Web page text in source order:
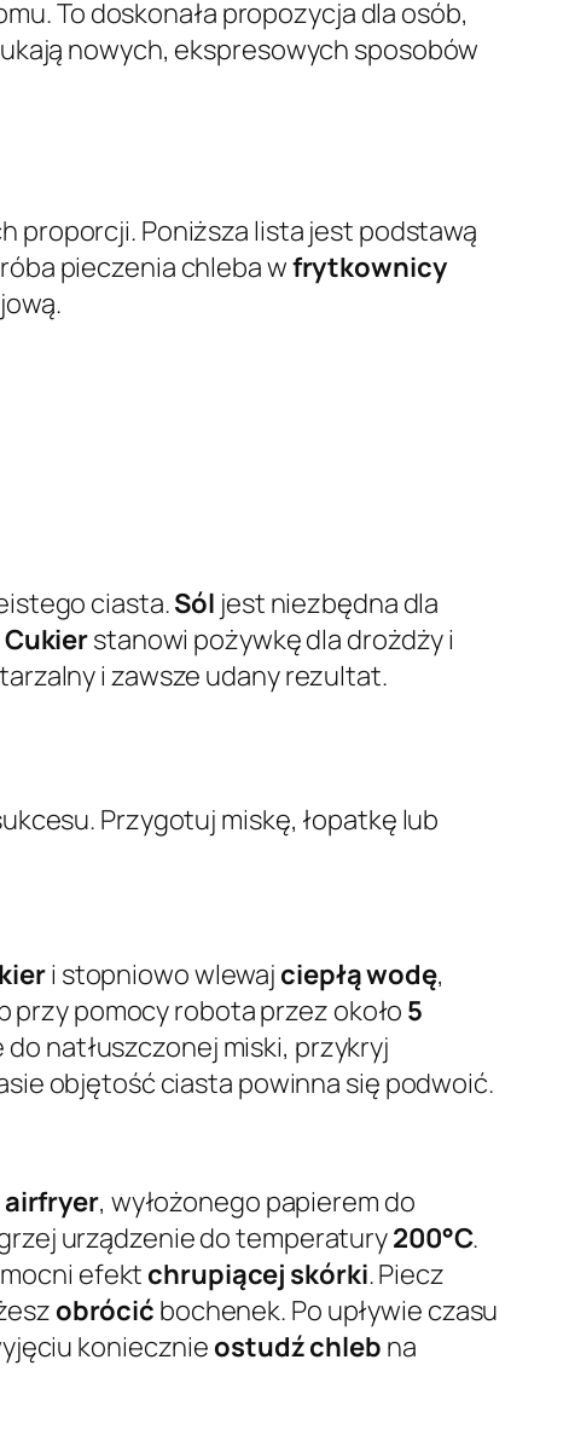
To doskonała propozycja dla osób,
nowych, ekspresowych sposobów
proporcji. Poniższa lista jest podstawą
pieczenia chleba wfrytkownicy
ciasta.Sól jest niezbędna dla
Cukierstanowi pożywkę dla drożdży i
i zawsze udany rezultat.
Przygotuj miskę, łopatkę lub
i stopniowo wlewaj ciepłą wodę,
przy pomocy robota przez około 5
natłuszczonej miski, przykryj
objętość ciasta powinna się podwoić.
airfryer, wyłożonego papierem do
urządzenie do temperatury200°C.
efektchrupiącej skórki. Piecz
obrócić bochenek. Po upływie czasu
koniecznie ostudź chleb na